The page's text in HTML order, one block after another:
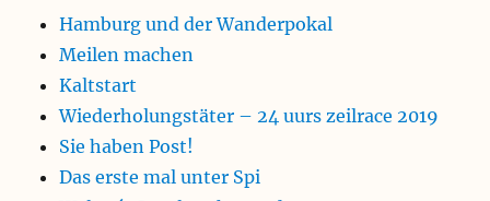
Hamburg und der Wanderpokal
Meilen machen
Kaltstart
Wiederholungstäter – 24 uurs zeilrace 2019
Sie haben Post!
Das erste mal unter Spi